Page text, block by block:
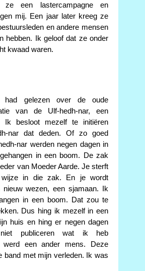
een lastercampagne en
mij. Een jaar later kreeg ze
en andere mensen
hebben. Ik geloof dat ze onder
kwaad waren.
had gelezen over de oude
van de Ulf-hedh-nar, een
Ik besloot mezelf te initiëren
nar dat deden. Of zo goed
nar werden negen dagen in
in een boom. De zak
van Moeder Aarde. Je sterft
wijze in die zak. En je wordt
nieuw wezen, een sjamaan. Ik
in een boom. Dat zou te
Dus hing ik mezelf in een
huis en hing er negen dagen
publiceren wat ik heb
werd een ander mens. Deze
band met mijn verleden. Ik was